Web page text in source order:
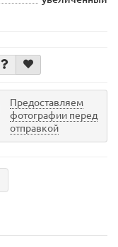
Предоставляем
фотографии перед
отправкой